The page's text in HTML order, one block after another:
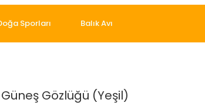
Sporları Balık Avı
Gözlüğü (Yeşil)